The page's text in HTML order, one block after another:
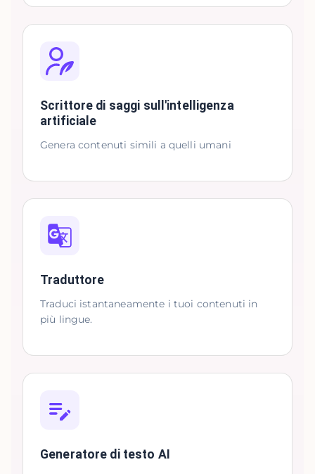
Scrittore di saggi sull'intelligenza
artificiale
Genera contenuti simili a quelli umani
Traduttore
Traduci istantaneamente i tuoi contenuti in
più lingue.
Generatore di testo AI